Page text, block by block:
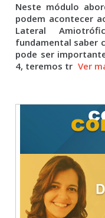
Neste módulo
podem acontecer
Lateral
fundamental saber
pode ser
4, teremos tr Ver